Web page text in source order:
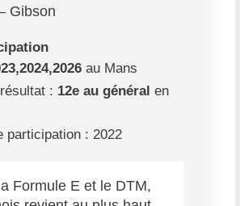
Gibson
au Mans
: 12e au général en
participation : 2022
Formule E et le DTM,